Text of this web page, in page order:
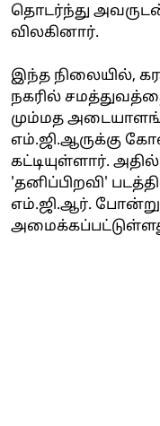
தொடர்ந்து அவருடன்
விலகினார்.
இந்த நிலையில்,
நகரில்
மும்மத
எம்.ஜி.ஆருக்கு
கட்டியுள்ளார். அதில்
'தனிப்பிறவி'
எம்.ஜி.ஆர்.